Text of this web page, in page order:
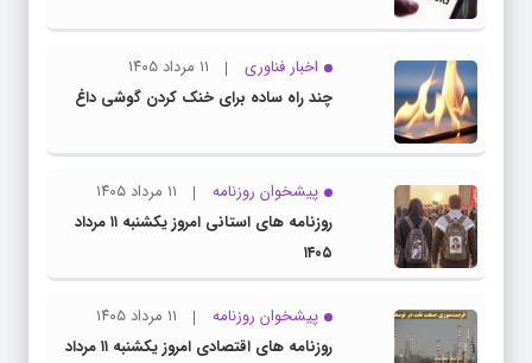
اخبار فناوری
۱۱ مرداد ۱۴۰۵
چند راه‌ ساده برای خنک کردن گوشی داغ
پیشخوان روزنامه
۱۱ مرداد ۱۴۰۵
روزنامه های استانی امروز یکشنبه ۱۱ مرداد
۱۴۰۵
پیشخوان روزنامه
۱۱ مرداد ۱۴۰۵
روزنامه های اقتصادی امروز یکشنبه ۱۱ مرداد